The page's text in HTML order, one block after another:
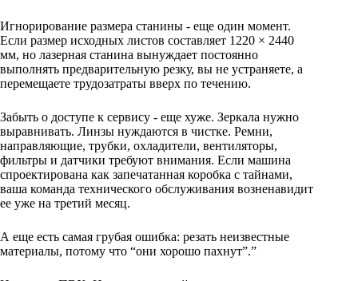
Игнорирование размера станины - еще один момент.
Если размер исходных листов составляет 1220 × 2440
мм, но лазерная станина вынуждает постоянно
выполнять предварительную резку, вы не устраняете, а
перемещаете трудозатраты вверх по течению.
Забыть о доступе к сервису - еще хуже. Зеркала нужно
выравнивать. Линзы нуждаются в чистке. Ремни,
направляющие, трубки, охладители, вентиляторы,
фильтры и датчики требуют внимания. Если машина
спроектирована как запечатанная коробка с тайнами,
ваша команда технического обслуживания возненавидит
ее уже на третий месяц.
А еще есть самая грубая ошибка: резать неизвестные
материалы, потому что “они хорошо пахнут”.”